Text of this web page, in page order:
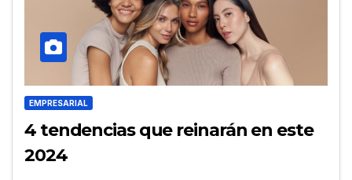
EMPRESARIAL
4 tendencias que reinarán en este
2024